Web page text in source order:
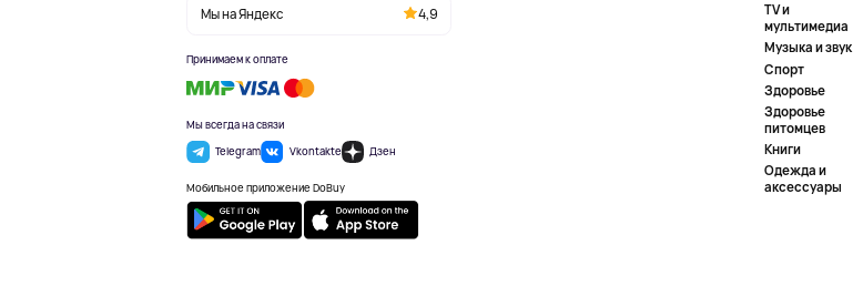
Мы на Яндекс 4,9
Принимаем к оплате
Мы всегда на связи
Telegram
Vkontakte Дзен
Мобильное приложение DoBuy
TV и
мультимедиа
Музыка и звук
Спорт
Здоровье
Здоровье
питомцев
Книги
Одежда и
аксессуары